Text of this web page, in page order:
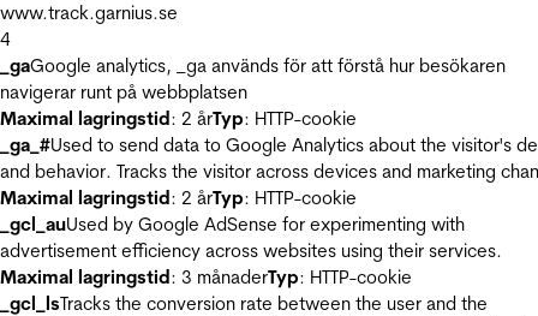
www.track.garnius.se
4
_gaGoogle analytics, _ga används för att förstå hur besökaren
navigerar runt på webbplatsen
Maximal lagringstid: 2 årTyp: HTTP-cookie
_ga_#Used to send data to Google Analytics about the visitor's
and behavior. Tracks the visitor across devices and marketing
Maximal lagringstid: 2 årTyp: HTTP-cookie
_gcl_auUsed by Google AdSense for experimenting with
advertisement efficiency across websites using their services.
Maximal lagringstid: 3 månaderTyp: HTTP-cookie
_gcl_lsTracks the conversion rate between the user and the